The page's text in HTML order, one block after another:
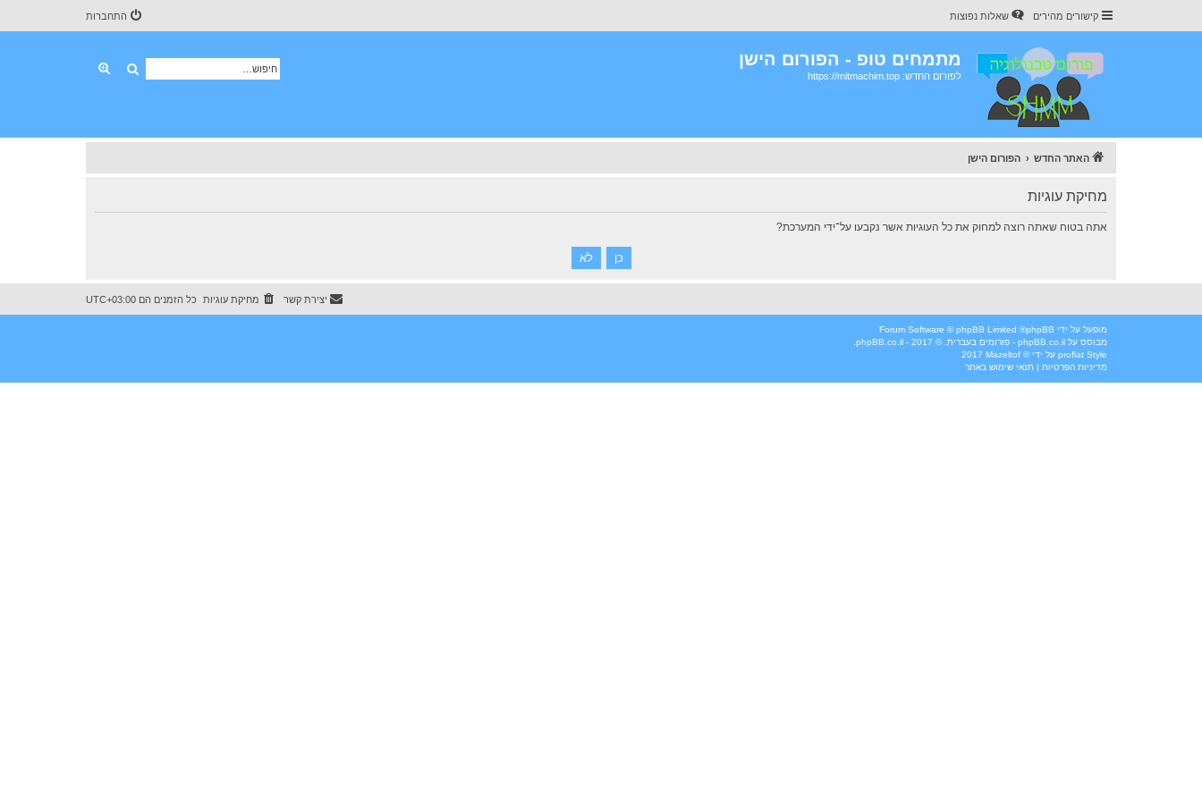
קישורים מהירים שאלות נפוצות התחברות
מתמחים טופ - הפורום הישן
לפורום החדש: https://mitmachim.top חיפוש
האתר החדש הפורום הישן
מחיקת עוגיות
אתה בטוח שאתה רוצה למחוק את כל העוגיות אשר נקבעו על־ידי המערכת?
כל הזמנים הם UTC+03:00 מחיקת עוגיות יצירת קשר
מופעל על ידי phpBB
® Forum Software © phpBB Limited
מבוסס על phpBB.co.il - פורומים בעברית
. © 2017 - phpBB.co.il.
Style
proflat על ידי © Mazeltof
מדיניות הפרטיות | תנאי שימוש באתר